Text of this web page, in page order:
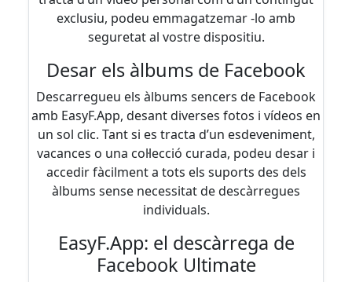
exclusiu, podeu emmagatzemar -lo amb
seguretat al vostre dispositiu.
Desar els àlbums de Facebook
Descarregueu els àlbums sencers de Facebook
amb EasyF.App, desant diverses fotos i vídeos en
un sol clic. Tant si es tracta d’un esdeveniment,
vacances o una col·lecció curada, podeu desar i
accedir fàcilment a tots els suports des dels
àlbums sense necessitat de descàrregues
individuals.
EasyF.App: el descàrrega de
Facebook Ultimate